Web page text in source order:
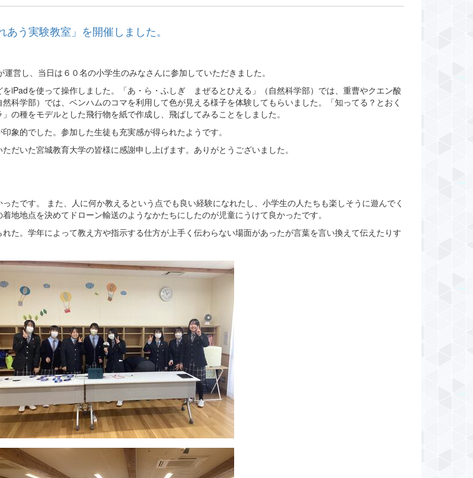
う実験教室」を開催しました。
営し、当日は６０名の小学生のみなさんに参加していただきました。
iPadを使って操作しました。「あ・ら・ふしぎ まぜるとひえる」（自然科学部）では、重曹やクエン酸
科学部）では、ベンハムのコマを利用して色が見える様子を体験してもらいました。「知ってる？とおく
種をモデルとした飛行物を紙で作成し、飛ばしてみることをしました。
象的でした。参加した生徒も充実感が得られたようです。
だいた宮城教育大学の皆様に感謝申し上げます。ありがとうございました。
たです。 また、人に何か教えるという点でも良い経験になれたし、小学生の人たちも楽しそうに遊んでく
地地点を決めてドローン輸送のようなかたちにしたのが児童にうけて良かったです。
た。学年によって教え方や指示する仕方が上手く伝わらない場面があったが言葉を言い換えて伝えたりす